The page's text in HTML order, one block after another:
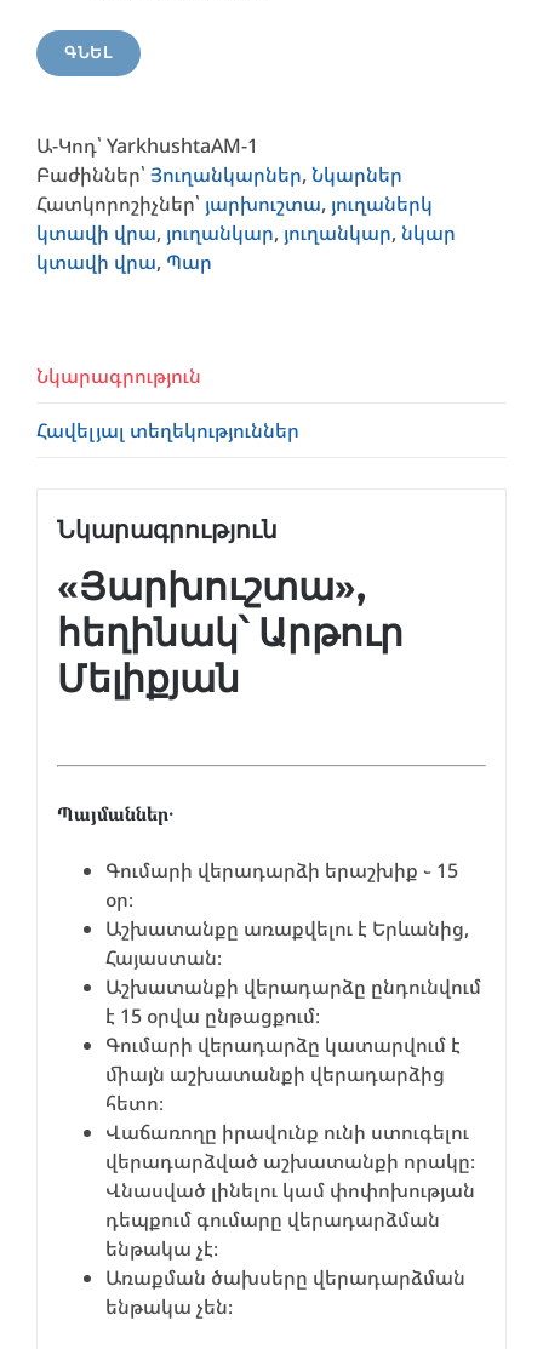
ԳՆԵԼ
Ա-Կոդ՝ YarkhushtaAM-1
Բաժիններ՝ Յուղանկարներ, Նկարներ
Հատկորոշիչներ՝ յարխուշտա, յուղաներկ
կտավի վրա, յուղանկար, յուղանկար, նկար
կտավի վրա, Պար
Նկարագրություն
Հավելյալ տեղեկություններ
Նկարագրություն
«Յարխուշտա»,
հեղինակ՝ Արթուր
Մելիքյան
Պայմաններ․
Գումարի վերադարձի երաշխիք ֊ 15
օր։
Աշխատանքը առաքվելու է Երևանից,
Հայաստան։
Աշխատանքի վերադարձը ընդունվում
է 15 օրվա ընթացքում։
Գումարի վերադարձը կատարվում է
միայն աշխատանքի վերադարձից
հետո։
Վաճառողը իրավունք ունի ստուգելու
վերադարձված աշխատանքի որակը։
Վնասված լինելու կամ փոփոխության
դեպքում գումարը վերադարձման
ենթակա չէ։
Առաքման ծախսերը վերադարձման
ենթակա չեն։